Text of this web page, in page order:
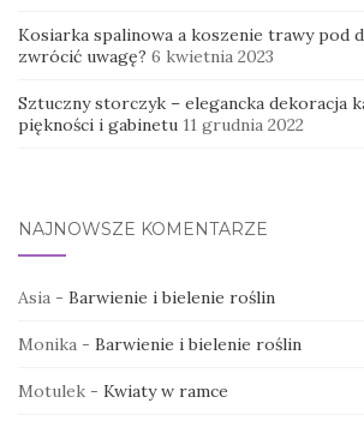
Kosiarka spalinowa a koszenie trawy pod
zwrócić uwagę? 6 kwietnia 2023
Sztuczny storczyk – elegancka dekoracja
piękności i gabinetu 11 grudnia 2022
NAJNOWSZE KOMENTARZE
Asia - Barwienie i bielenie roślin
Monika - Barwienie i bielenie roślin
Motulek - Kwiaty w ramce